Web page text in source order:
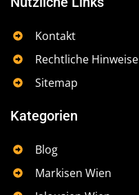
Kontakt
Rechtliche Hinweise
Sitemap
Kategorien
Blog
Markisen Wien